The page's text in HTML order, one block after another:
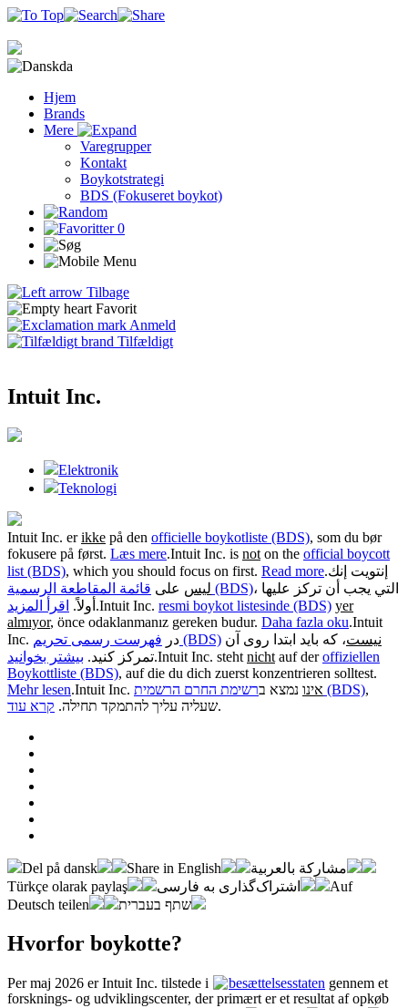
da
Hjem
Brands
Mere
Varegrupper
Kontakt
Boykotstrategi
BDS (Fokuseret boykot)
0
Tilbage
Favorit
Anmeld
Tilfældigt
Intuit Inc.
Elektronik
Teknologi
Intuit Inc. erikke på den officielle boykotliste (BDS), som du bør
fokusere på først. Læs mere.Intuit Inc. is not on the official boycott
list (BDS), which you should focus on first. Read more.إنتويت إنك
ليس على قائمة المقاطعة الرسمية (BDS)، التي يجب أن تركز عليها
أولاً. اقرأ المزيد .Intuit Inc. resmi boykot listesinde (BDS) yer
almıyor, önce odaklanmanız gereken budur. Daha fazla oku.Intuit
Inc. در فهرست رسمی تحریم (BDS) نیست، که باید ابتدا روی آن
تمرکز کنید. بیشتر بخوانید .Intuit Inc. steht nicht auf deroffiziellen
Boykottliste (BDS), auf die du dich zuerst konzentrieren solltest.
Mehr lesen.Intuit Inc. אינו נמצא ב רשימת החרם הרשמית (BDS),
שעליה עליך להתמקד תחילה. קרא עוד .
Del på dansk Share in English
مشاركة بالعربية
Türkçe olarak paylaş
اشتراک‌گذاری به فارسی
Auf
Deutsch teilen
שתף בעברית
Hvorfor boykotte?
Per maj 2026 er Intuit Inc. tilstede i besættelsesstaten gennem et
forsknings- og udviklingscenter, der primært er et resultat af opkøb